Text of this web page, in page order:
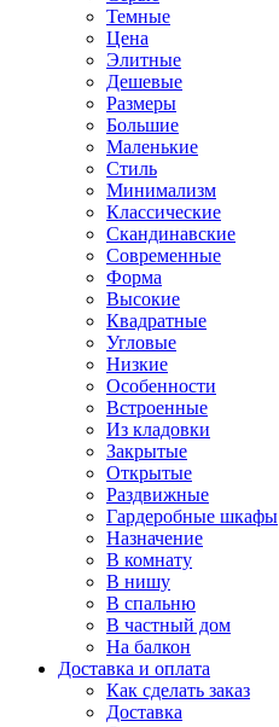
Темные
Цена
Элитные
Дешевые
Размеры
Большие
Маленькие
Стиль
Минимализм
Классические
Скандинавские
Современные
Форма
Высокие
Квадратные
Угловые
Низкие
Особенности
Встроенные
Из кладовки
Закрытые
Открытые
Раздвижные
Гардеробные шкафы
Назначение
В комнату
В нишу
В спальню
В частный дом
На балкон
Доставка и оплата
Как сделать заказ
Доставка